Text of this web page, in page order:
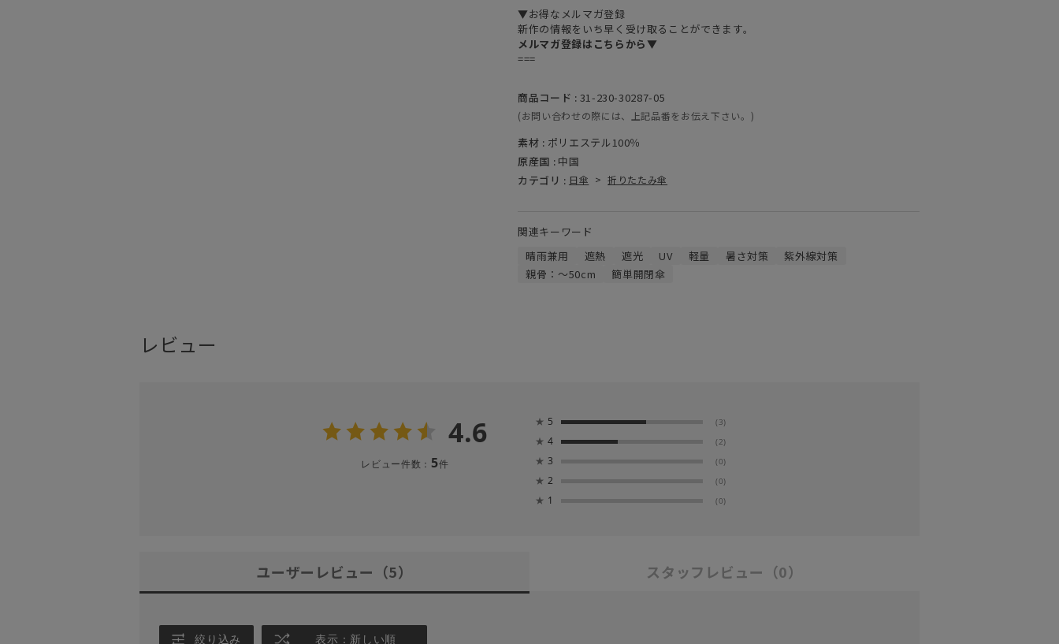
▼お得なメルマガ登録
新作の情報をいち早く受け取ることができます。
メルマガ登録はこちらから▼
===
商品コード : 31-230-30287-05
(お問い合わせの際には、上記品番をお伝え下さい。)
素材 : ポリエステル100％
原産国 : 中国
カテゴリ : 日傘 > 折りたたみ傘
関連キーワード
晴雨兼用
遮熱 遮光 UV 軽量 暑さ対策
紫外線対策
親骨：～50cm
簡単開閉傘
レビュー
4.6
レビュー件数： 5件
★ 5 (3)
★ 4 (2)
★ 3 (0)
★ 2 (0)
★ 1 (0)
ユーザーレビュー （5） スタッフレビュー （0）
絞り込み 表示：新しい順